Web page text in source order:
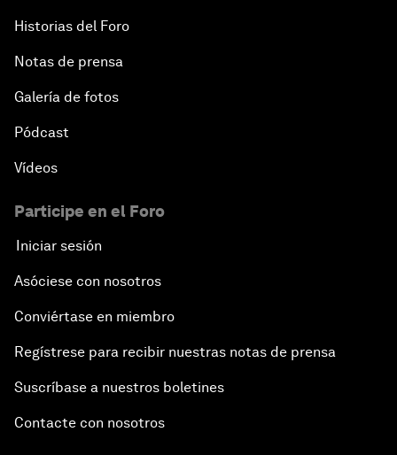
Historias del Foro
Notas de prensa
Galería de fotos
Pódcast
Vídeos
Participe en el Foro
Iniciar sesión
Asóciese con nosotros
Conviértase en miembro
Regístrese para recibir nuestras notas de prensa
Suscríbase a nuestros boletines
Contacte con nosotros